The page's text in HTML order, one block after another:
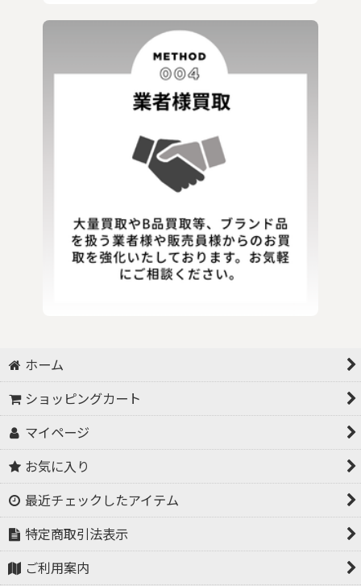
ホーム
ショッピングカート
マイページ
お気に入り
最近チェックしたアイテム
特定商取引法表示
ご利用案内